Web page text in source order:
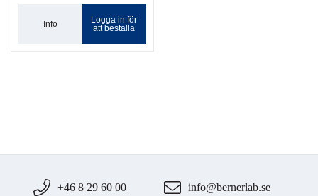
Info
Logga in för
att beställa
+46 8 29 60 00 info@bernerlab.se